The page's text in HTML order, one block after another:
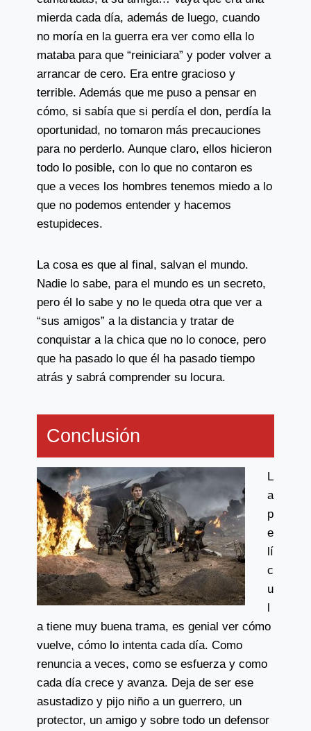
mierda cada día, además de luego, cuando
no moría en la guerra era ver como ella lo
mataba para que “reiniciara” y poder volver a
arrancar de cero. Era entre gracioso y
terrible. Además que me puso a pensar en
cómo, si sabía que si perdía el don, perdía la
oportunidad, no tomaron más precauciones
para no perderlo. Aunque claro, ellos hicieron
todo lo posible, con lo que no contaron es
que a veces los hombres tenemos miedo a lo
que no podemos entender y hacemos
estupideces.
La cosa es que al final, salvan el mundo.
Nadie lo sabe, para el mundo es un secreto,
pero él lo sabe y no le queda otra que ver a
“sus amigos” a la distancia y tratar de
conquistar a la chica que no lo conoce, pero
que ha pasado lo que él ha pasado tiempo
atrás y sabrá comprender su locura.
Conclusión
L
a
p
e
lí
c
u
l
a tiene muy buena trama, es genial ver cómo
vuelve, cómo lo intenta cada día. Como
renuncia a veces, como se esfuerza y como
cada día crece y avanza. Deja de ser ese
asustadizo y pijo niño a un guerrero, un
protector, un amigo y sobre todo un defensor